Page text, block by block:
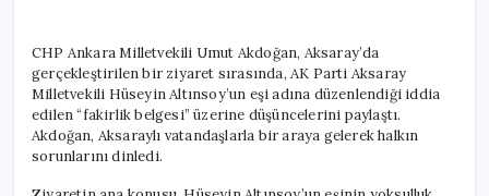
Belgesi”
Üzerine
Tartışmalara
Katıldı
için
CHP Ankara Milletvekili Umut Akdoğan, Aksaray’da
gerçekleştirilen bir ziyaret sırasında, AK Parti Aksaray
Milletvekili Hüseyin Altınsoy’un eşi adına düzenlendiği iddia
edilen “fakirlik belgesi” üzerine düşüncelerini paylaştı.
Akdoğan, Aksaraylı vatandaşlarla bir araya gelerek halkın
sorunlarını dinledi.